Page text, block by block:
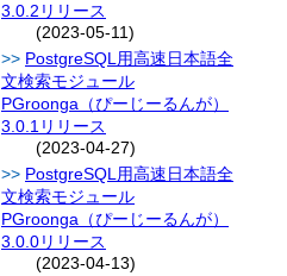
3.0.2リリース
(2023-05-11)
PostgreSQL用高速日本語全
文検索モジュール
PGroonga（ぴーじーるんが）
3.0.1リリース
(2023-04-27)
PostgreSQL用高速日本語全
文検索モジュール
PGroonga（ぴーじーるんが）
3.0.0リリース
(2023-04-13)